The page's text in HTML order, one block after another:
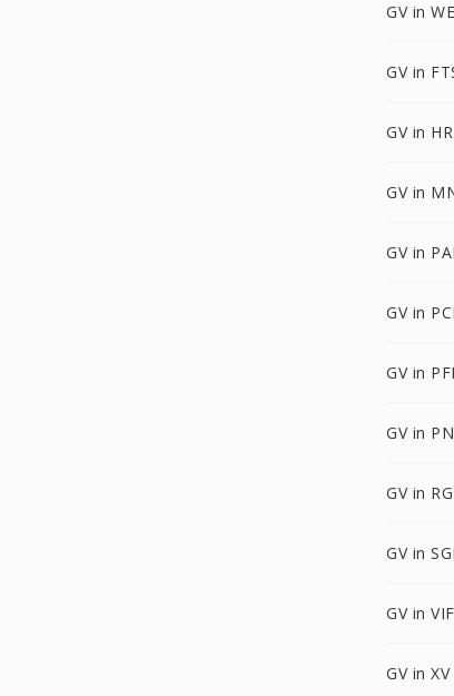
GV in
GV in
GV in
GV in
GV in
GV in
GV in
GV in
GV in
GV in SGI
GV in
GV in XV